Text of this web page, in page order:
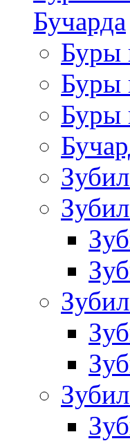
Бучарда
Буры
Буры
Буры